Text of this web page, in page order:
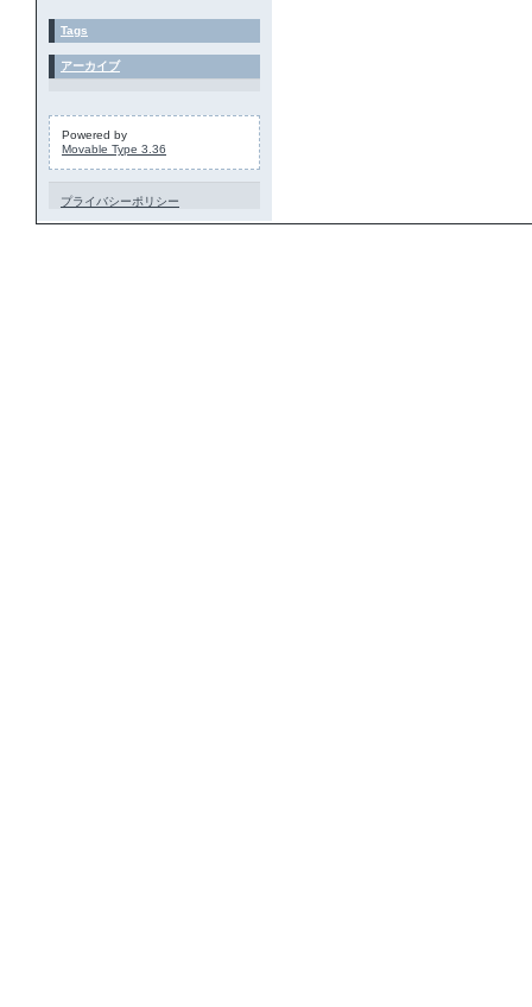
Tags
アーカイブ
Powered by
Movable Type 3.36
プライバシーポリシー